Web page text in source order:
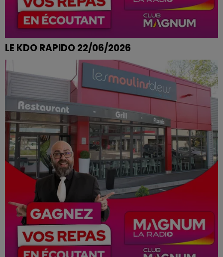
LE KDO RAPIDO 22/06/2026
FRANCISCO DE LAVAL SUR VOLOGNE REMPORTE SON
MENU AUX MOULINS BLEUS A EPINAL